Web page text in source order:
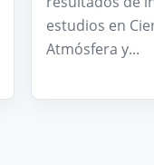
estudios en
Atmósfera y...